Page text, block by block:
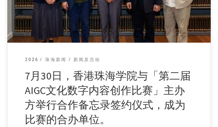
2026 珠海新闻 新闻及活动
7月30日，香港珠海学院与「第二届
AIGC文化数字内容创作比赛」主办
方举行合作备忘录签约仪式，成为
比赛的合办单位。